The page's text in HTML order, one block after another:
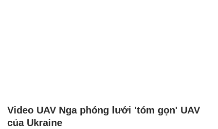
Video UAV Nga phóng lưới 'tóm gọn' UAV
của Ukraine